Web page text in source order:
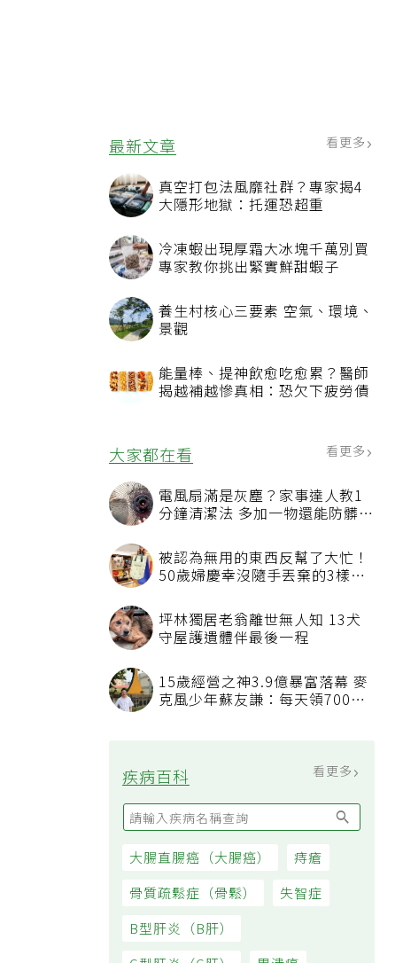
最新文章 看更多
真空打包法風靡社群？專家揭4
大隱形地獄：托運恐超重
冷凍蝦出現厚霜大冰塊千萬別買
專家教你挑出緊實鮮甜蝦子
養生村核心三要素 空氣、環境、
景觀
能量棒、提神飲愈吃愈累？醫師
揭越補越慘真相：恐欠下疲勞債
大家都在看 看更多
電風扇滿是灰塵？家事達人教1
分鐘清潔法 多加一物還能防髒汙
被認為無用的東西反幫了大忙！
50歲婦慶幸沒隨手丟棄的3樣物
坪林獨居老翁離世無人知 13犬
守屋護遺體伴最後一程
15歲經營之神3.9億暴富落幕 麥
克風少年蘇友謙：每天領700元
疾病百科 看更多
大腸直腸癌（大腸癌）
痔瘡
骨質疏鬆症（骨鬆）
失智症
B型肝炎（B肝）